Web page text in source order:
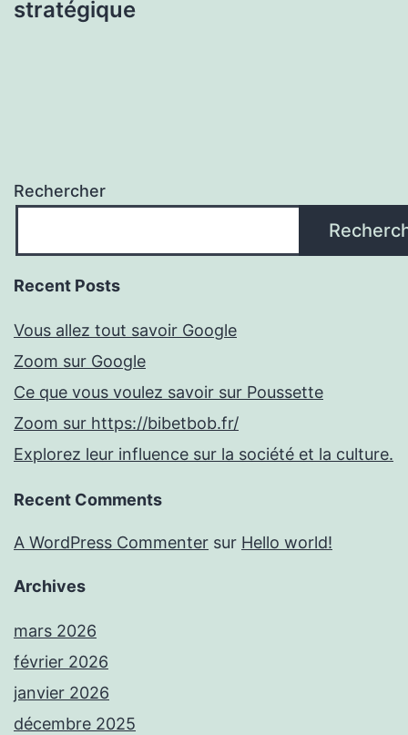
stratégique
Rechercher
Recent Posts
Vous allez tout savoir Google
Zoom sur Google
Ce que vous voulez savoir sur Poussette
Zoom sur https://bibetbob.fr/
Explorez leur influence sur la société et la culture.
Recent Comments
A WordPress Commenter sur Hello world!
Archives
mars 2026
février 2026
janvier 2026
décembre 2025